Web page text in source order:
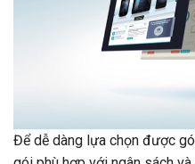
Để dễ dàng lựa chọn được